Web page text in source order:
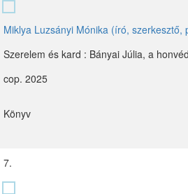
Miklya Luzsányi Mónika (író, szerkesztő,
Szerelem és kard : Bányai Júlia, a
cop. 2025
Könyv
7.